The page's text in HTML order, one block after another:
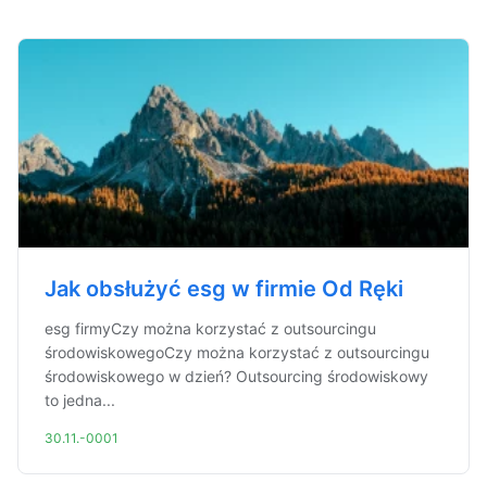
Jak obsłużyć esg w firmie Od Ręki
esg firmyCzy można korzystać z outsourcingu
środowiskowegoCzy można korzystać z outsourcingu
środowiskowego w dzień? Outsourcing środowiskowy
to jedna...
30.11.-0001